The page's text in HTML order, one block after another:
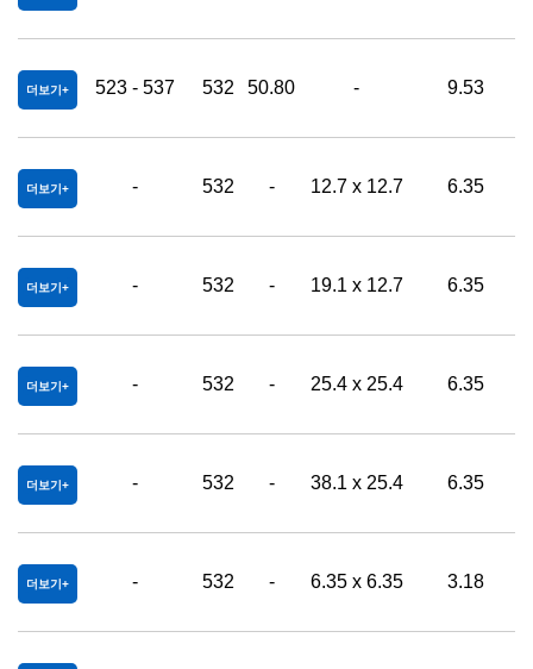
더보기 523 - 537 532 50.80 - 9.53
더보기 - 532 - 12.7 x 12.7 6.35
더보기 - 532 - 19.1 x 12.7 6.35
더보기 - 532 - 25.4 x 25.4 6.35
더보기 - 532 - 38.1 x 25.4 6.35
더보기 - 532 - 6.35 x 6.35 3.18